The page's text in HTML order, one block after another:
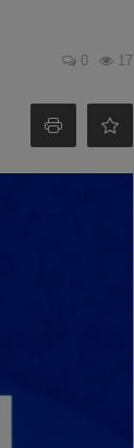
0 17